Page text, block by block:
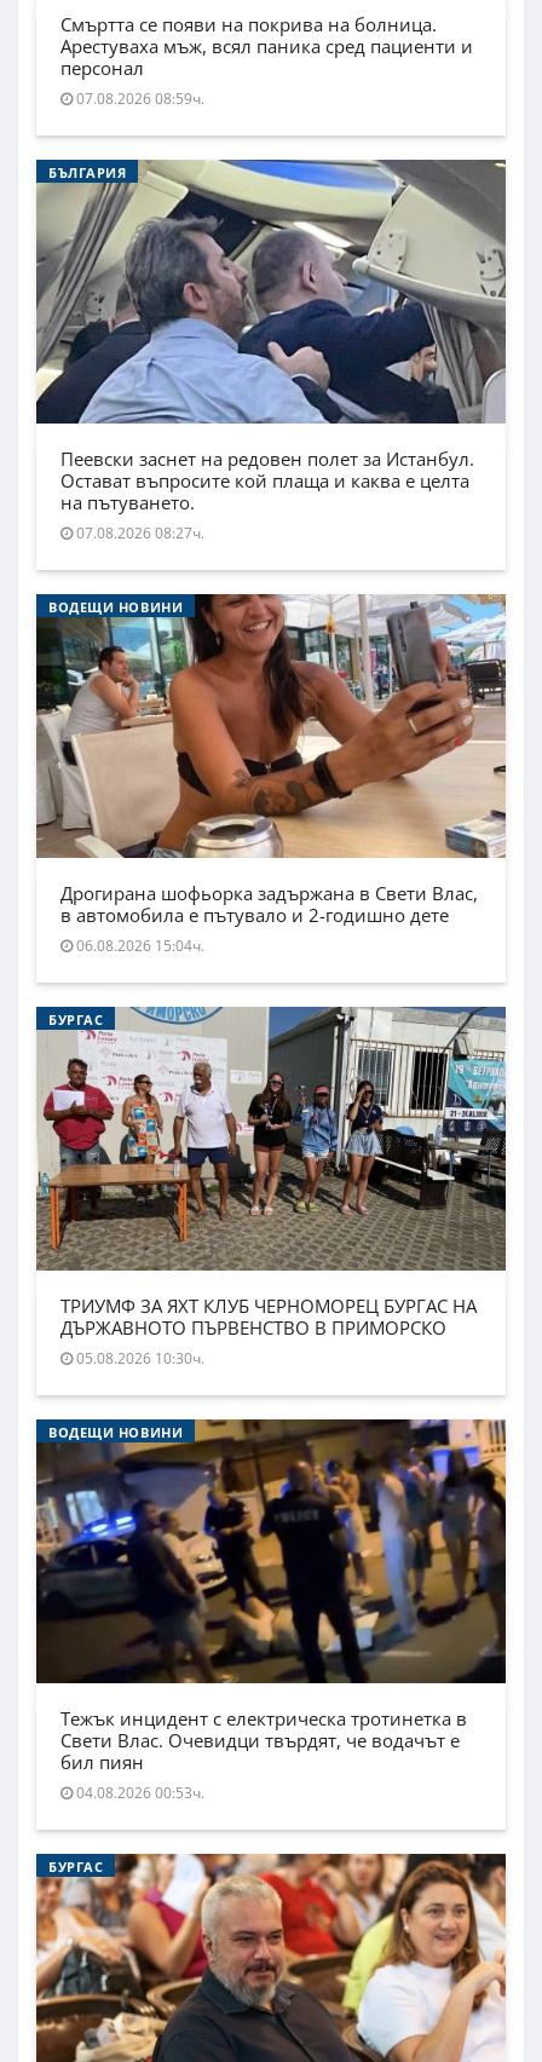
Смъртта се появи на покрива на болница.
Арестуваха мъж, всял паника сред пациенти и
персонал
07.08.2026 08:59ч.
БЪЛГАРИЯ
Пеевски заснет на редовен полет за Истанбул.
Остават въпросите кой плаща и каква е целта
на пътуването.
07.08.2026 08:27ч.
ВОДЕЩИ НОВИНИ
Дрогирана шофьорка задържана в Свети Влас,
в автомобила е пътувало и 2-годишно дете
06.08.2026 15:04ч.
БУРГАС
ТРИУМФ ЗА ЯХТ КЛУБ ЧЕРНОМОРЕЦ БУРГАС НА
ДЪРЖАВНОТО ПЪРВЕНСТВО В ПРИМОРСКО
05.08.2026 10:30ч.
ВОДЕЩИ НОВИНИ
Тежък инцидент с електрическа тротинетка в
Свети Влас. Очевидци твърдят, че водачът е
бил пиян
04.08.2026 00:53ч.
БУРГАС